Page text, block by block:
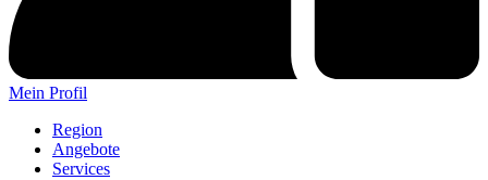
Mein Profil
Region
Angebote
Services